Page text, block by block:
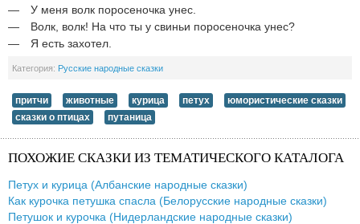
— У меня волк поросеночка унес.
— Волк, волк! На что ты у свиньи поросеночка унес?
— Я есть захотел.
Категория: Русские народные сказки
притчи животные курица петух
юмористические сказки
сказки о птицах
путаница
ПОХОЖИЕ СКАЗКИ ИЗ ТЕМАТИЧЕСКОГО КАТАЛОГА
Петух и курица (Албанские народные сказки)
Как курочка петушка спасла (Белорусские народные сказки)
Петушок и курочка (Нидерландские народные сказки)